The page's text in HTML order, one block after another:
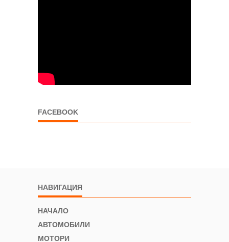
FACEBOOK
НАВИГАЦИЯ
НАЧАЛО
АВТОМОБИЛИ
МОТОРИ